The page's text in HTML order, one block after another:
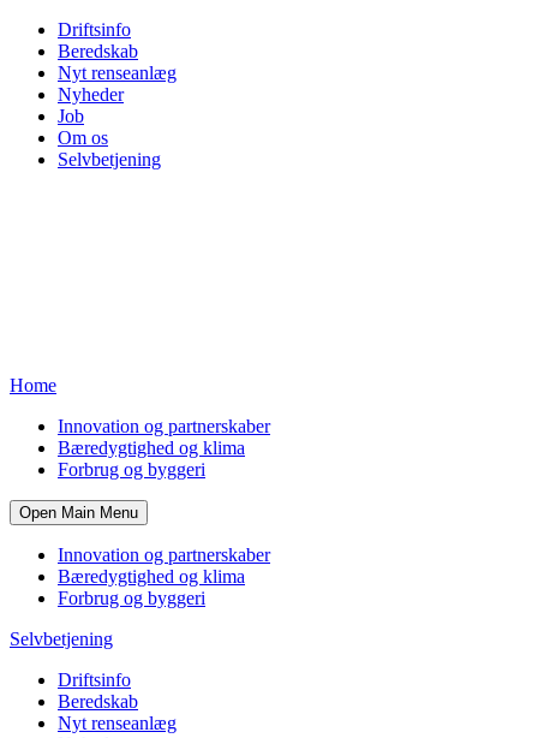
Driftsinfo
Beredskab
Nyt renseanlæg
Nyheder
Job
Om os
Selvbetjening
Home
Innovation og partnerskaber
Bæredygtighed og klima
Forbrug og byggeri
Open Main Menu
Innovation og partnerskaber
Bæredygtighed og klima
Forbrug og byggeri
Selvbetjening
Driftsinfo
Beredskab
Nyt renseanlæg